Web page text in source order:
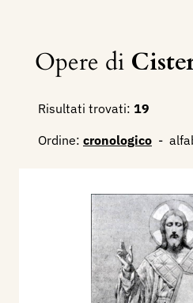
Opere di
Risultati trovati: 19
Ordine: cronologico -